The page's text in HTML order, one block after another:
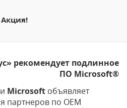
Акция!
рекомендует подлинное
ПО Microsoft®
и Microsoft объявляет
партнеров по OEM